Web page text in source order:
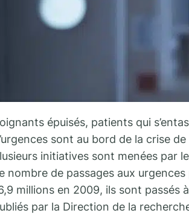
épuisés, patients qui
sont au bord de la crise
initiatives sont menées par
nombre de passages aux
millions en 2009, ils sont passés
par la Direction de la